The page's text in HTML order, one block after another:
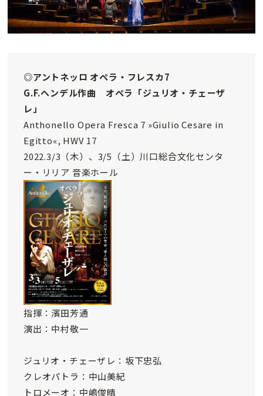
◎アントネッロ オペラ・フレスカ7
G.F.ヘンデル作曲 オペラ「ジュリオ・チェーザ
レ」
Anthonello Opera Fresca 7 »Giulio Cesare in
Egitto«, HWV 17
2022.3/3（木）、3/5（土）川口総合文化センタ
ー・リリア 音楽ホール
指揮：濱田芳通
演出：中村敬一
ジュリオ・チェーザレ：坂下忠弘
クレオパトラ：中山美紀
トロメーオ：中嶋俊晴